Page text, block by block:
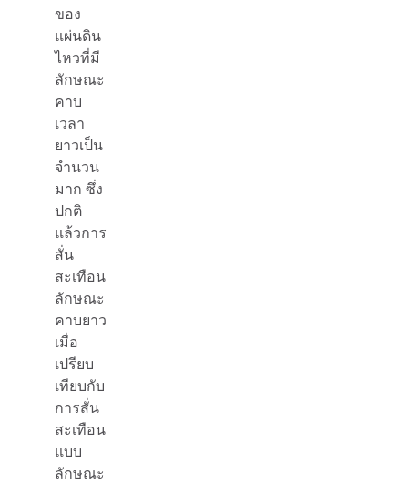
ของ
แผ่นดิน
ไหวที่มี
ลักษณะ
คาบ
เวลา
ยาวเป็น
จำนวน
มาก ซึ่ง
ปกติ
แล้วการ
สั่น
สะเทือน
ลักษณะ
คาบยาว
เมื่อ
เปรียบ
เทียบกับ
การสั่น
สะเทือน
แบบ
ลักษณะ